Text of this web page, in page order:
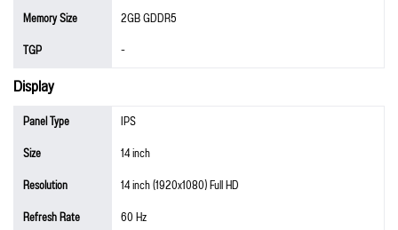
Memory Size
2GB GDDR5
TGP
-
Display
Panel Type
IPS
Size
14 inch
Resolution
14 inch (1920x1080) Full HD
Refresh Rate
60 Hz